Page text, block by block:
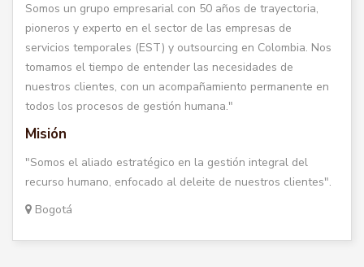
Somos un grupo empresarial con 50 años de trayectoria,
pioneros y experto en el sector de las empresas de
servicios temporales (EST) y outsourcing en Colombia. Nos
tomamos el tiempo de entender las necesidades de
nuestros clientes, con un acompañamiento permanente en
todos los procesos de gestión humana."
Misión
"Somos el aliado estratégico en la gestión integral del
recurso humano, enfocado al deleite de nuestros clientes".
Bogotá